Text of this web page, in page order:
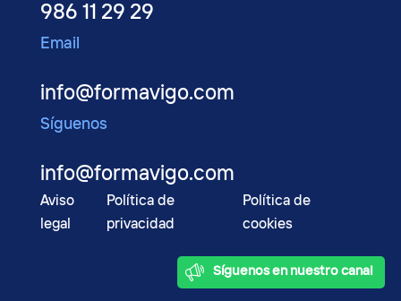
986 11 29 29
Email
info@formavigo.com
Síguenos
info@formavigo.com
Aviso
legal
Política de
privacidad
Política de
cookies
2022 © FormaVigo
Síguenos en nuestro canal